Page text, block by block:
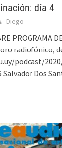
día 4
Diego
PROGRAMA
radiofónico,
podcast/
Salvador Dos